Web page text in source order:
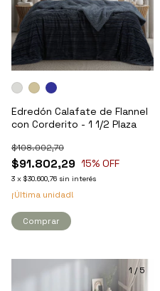
Edredón Calafate de Flannel
con Corderito - 1 1/2 Plaza
$91.802,29
$108.002,70
15% OFF
3 x $30.600,76 sin interés
¡Última unidad!
Comprar
1 /5